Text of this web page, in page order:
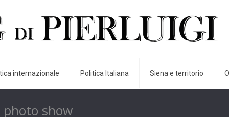
internazionale Politica Italiana Siena e territorio
photo show